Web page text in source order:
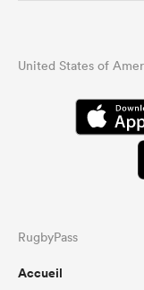
United States of
RugbyPass
Accueil